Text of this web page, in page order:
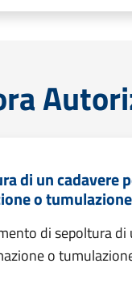
di un cadavere
o tumulazione
di sepoltura di
o